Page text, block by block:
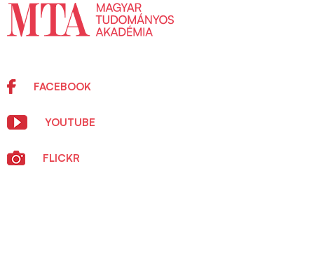
FACEBOOK
YOUTUBE
FLICKR